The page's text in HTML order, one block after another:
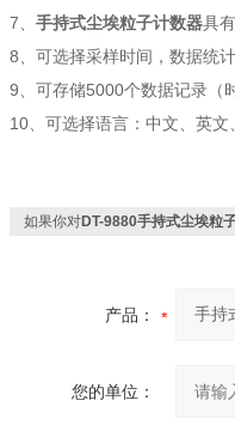
7、 手持式尘埃粒子计数器具
8、可选择采样时间，数据统计
9、可存储5000个数据记录（
10、可选择语言：中文、英
如果你对DT-9880手持式尘埃粒
产品：
您的单位：